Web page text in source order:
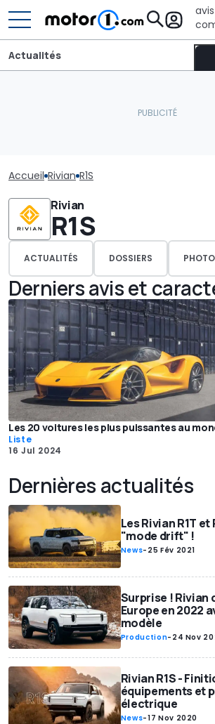
Actualités
Accueil Rivian R1S
Rivian
R1S
ACTUALITÉS DOSSIERS
Derniers avis et
Les 20 voitures les plus puissantes au
Liste
16 Jul 2024
Dernières actualités
Les Rivian R1T et
"mode drift" !
News- 25 Fév 2021
Surprise ! Rivian
Europe en 2022
modèle
Production- 24 Nov
Rivian R1S -
équipements et
électrique
News-17 Nov 2020